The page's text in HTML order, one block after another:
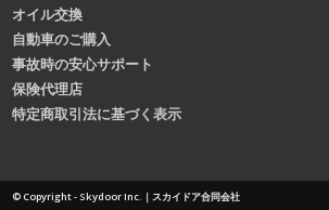
オイル交換
自動車のご購入
事故時の安心サポート
保険代理店
特定商取引法に基づく表示
© Copyright - Skydoor Inc.｜スカイドア合同会社